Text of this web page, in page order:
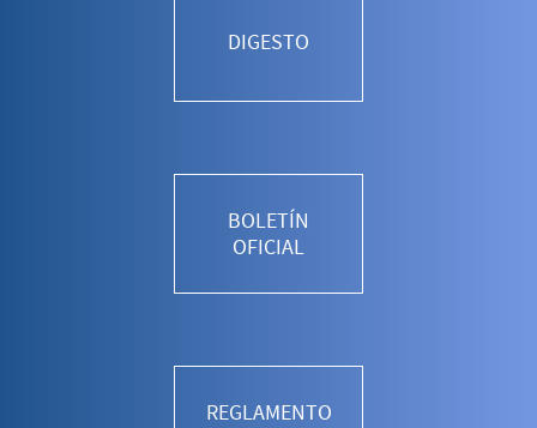
DIGESTO
BOLETÍN
OFICIAL
REGLAMENTO